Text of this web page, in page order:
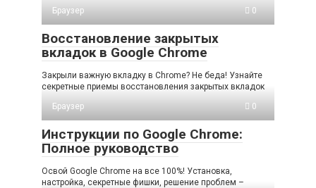
Браузер
0
Восстановление закрытых
вкладок в Google Chrome
Закрыли важную вкладку в Chrome? Не беда! Узнайте
секретные приемы восстановления закрытых вкладок
Браузер
0
Инструкции по Google Chrome:
Полное руководство
Освой Google Chrome на все 100%! Установка,
настройка, секретные фишки, решение проблем –